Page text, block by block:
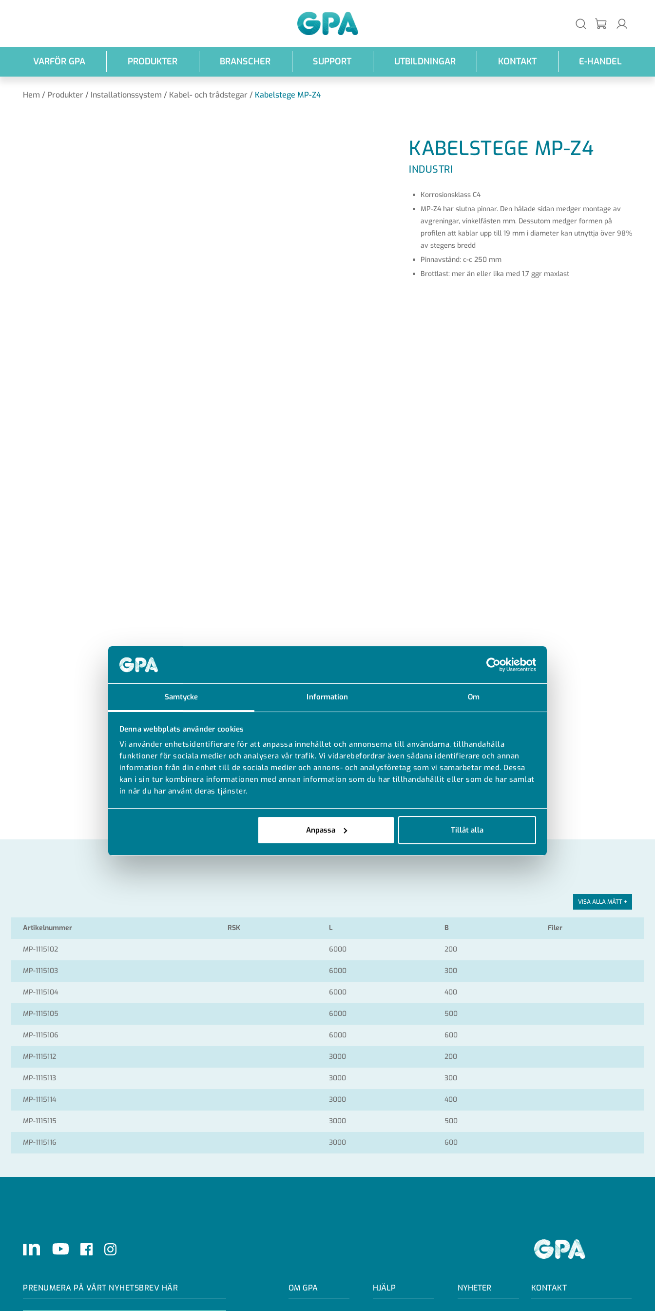
Samtycke Information Om
Denna webbplats använder cookies
Vi använder enhetsidentifierare för att anpassa innehållet och annonserna till användarna, tillhandahålla
funktioner för sociala medier och analysera vår trafik. Vi vidarebefordrar även sådana identifierare och annan
information från din enhet till de sociala medier och annons- och analysföretag som vi samarbetar med. Dessa
kan i sin tur kombinera informationen med annan information som du har tillhandahållit eller som de har samlat
in när du har använt deras tjänster.
Anpassa Tillåt alla
VARFÖR GPA PRODUKTER BRANSCHER SUPPORT UTBILDNINGAR KONTAKT E-HANDEL
Hem / Produkter / Installationssystem / Kabel- och trådstegar / Kabelstege MP-Z4
KABELSTEGE MP-Z4
INDUSTRI
Korrosionsklass C4
MP-Z4 har slutna pinnar. Den hålade sidan medger montage av
avgreningar, vinkelfästen mm. Dessutom medger formen på
profilen att kablar upp till 19 mm i diameter kan utnyttja över 98%
av stegens bredd
Pinnavstånd: c-c 250 mm
Brottlast: mer än eller lika med 1,7 ggr maxlast
VISA ALLA MÅTT +
Artikelnummer RSK L B Filer
MP-1115102 6000 200
MP-1115103 6000 300
MP-1115104 6000 400
MP-1115105 6000 500
MP-1115106 6000 600
MP-1115112 3000 200
MP-1115113 3000 300
MP-1115114 3000 400
MP-1115115 3000 500
MP-1115116 3000 600
LinkedIn Youtube FacebookInstagram
PRENUMERA PÅ VÅRT NYHETSBREV HÄR OM GPA HJÄLP NYHETER KONTAKT